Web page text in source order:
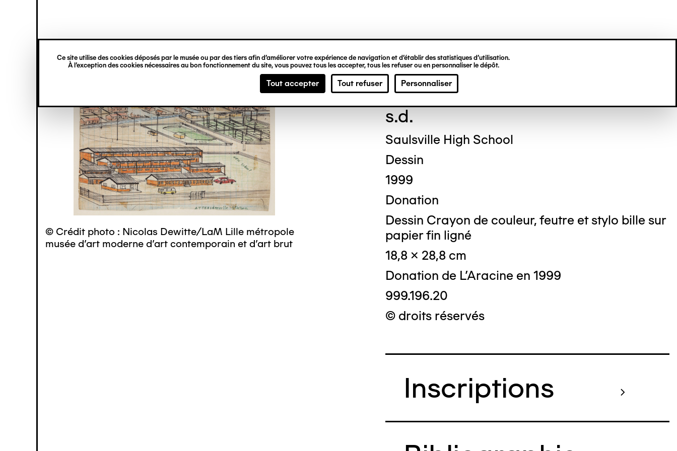
Ce site utilise des cookies déposés par le musée ou par des tiers afin d’améliorer votre expérience de navigation et d’établir des statistiques d’utilisation.
À l’exception des cookies nécessaires au bon fonctionnement du site, vous pouvez tous les accepter, tous les refuser ou en personnaliser le dépôt.
Tout accepter Tout refuser Personnaliser
principal
verticale
© Crédit photo : Nicolas Dewitte/LaM Lille métropole
musée d’art moderne d’art contemporain et d’art brut
Titus MATIYANE
s.d.
Saulsville High School
Dessin
1999
Donation
Dessin Crayon de couleur, feutre et stylo bille sur
papier fin ligné
18,8 x 28,8 cm
Donation de L'Aracine en 1999
999.196.20
© droits réservés
Inscriptions